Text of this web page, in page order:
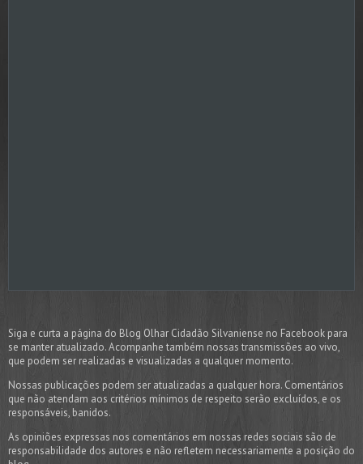
Siga e curta a página do Blog Olhar Cidadão Silvaniense no Facebook para
se manter atualizado. Acompanhe também nossas transmissões ao vivo,
que podem ser realizadas e visualizadas a qualquer momento.
Nossas publicações podem ser atualizadas a qualquer hora. Comentários
que não atendam aos critérios mínimos de respeito serão excluídos, e os
responsáveis, banidos.
As opiniões expressas nos comentários em nossas redes sociais são de
responsabilidade dos autores e não refletem necessariamente a posição do